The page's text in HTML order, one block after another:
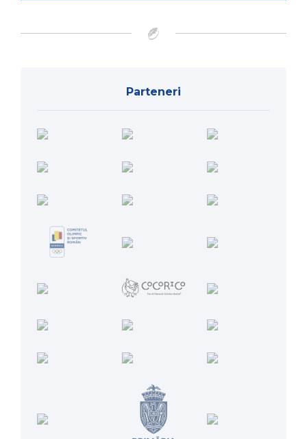
Parteneri